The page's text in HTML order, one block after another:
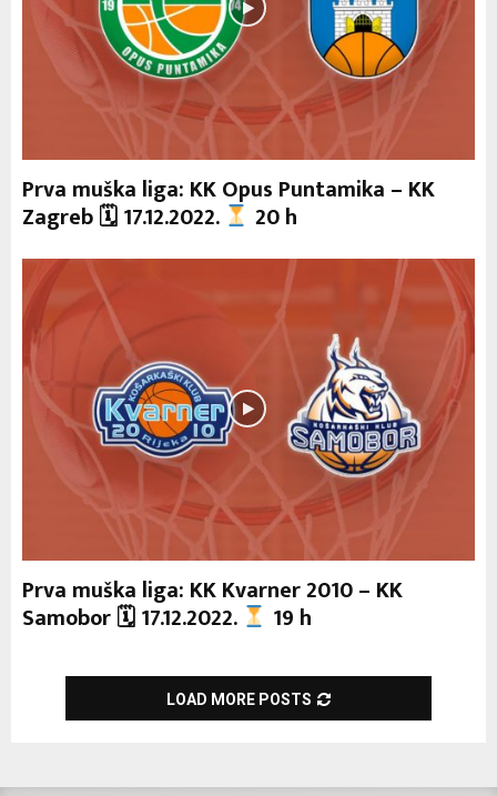
Prva muška liga: KK Opus Puntamika – KK
Zagreb 🗓 17.12.2022. 20 h
Prva muška liga: KK Kvarner 2010 – KK
Samobor 🗓 17.12.2022. 19 h
LOAD MORE POSTS